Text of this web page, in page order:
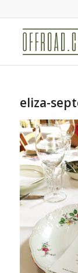
eliza-